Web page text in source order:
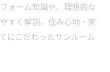
ォーム知識や、理想的な
すく解説。住み心地・家
にこだわったサンルーム